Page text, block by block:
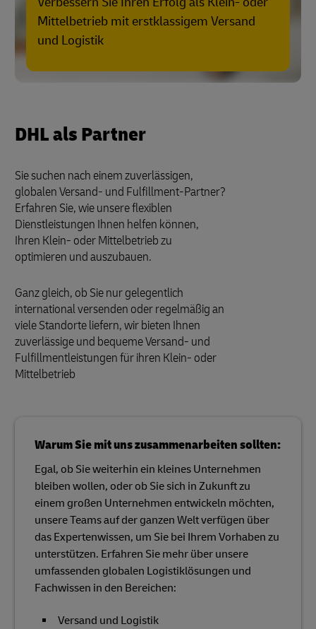
Mittelbetrieb mit erstklassigem Versand
und Logistik
DHL als Partner
Sie suchen nach einem zuverlässigen,
globalen Versand- und Fulfillment-Partner?
Erfahren Sie, wie unsere flexiblen
Dienstleistungen Ihnen helfen können,
Ihren Klein- oder Mittelbetrieb zu
optimieren und auszubauen.
Ganz gleich, ob Sie nur gelegentlich
international versenden oder regelmäßig an
viele Standorte liefern, wir bieten Ihnen
zuverlässige und bequeme Versand- und
Fulfillmentleistungen für ihren Klein- oder
Mittelbetrieb
Warum Sie mit uns zusammenarbeiten sollten:
Egal, ob Sie weiterhin ein kleines Unternehmen
bleiben wollen, oder ob Sie sich in Zukunft zu
einem großen Unternehmen entwickeln möchten,
unsere Teams auf der ganzen Welt verfügen über
das Expertenwissen, um Sie bei Ihrem Vorhaben zu
unterstützen. Erfahren Sie mehr über unsere
umfassenden globalen Logistiklösungen und
Fachwissen in den Bereichen:
Versand und Logistik